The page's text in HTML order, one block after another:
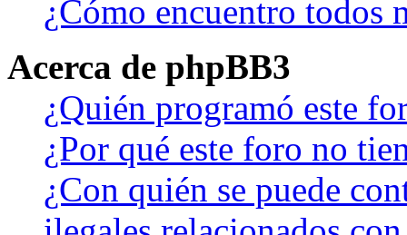
¿Cómo encuentro todos
Acerca de phpBB3
¿Quién programó este
¿Por qué este foro no
¿Con quién se puede